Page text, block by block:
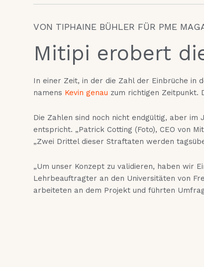
VON TIPHAINE BÜHLER FÜR PME
Mitipi erobert
In einer Zeit, in der die Zahl der Einbrüche in
namens Kevin genau zum richtigen Zeitpunkt.
Die Zahlen sind noch nicht endgültig, aber
entspricht. „Patrick Cotting (Foto), CEO von
„Zwei Drittel dieser Straftaten werden
„Um unser Konzept zu validieren, haben wir
Lehrbeauftragter an den Universitäten von
arbeiteten an dem Projekt und führten